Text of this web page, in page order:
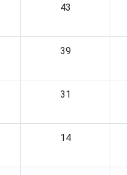
43
39
31
14